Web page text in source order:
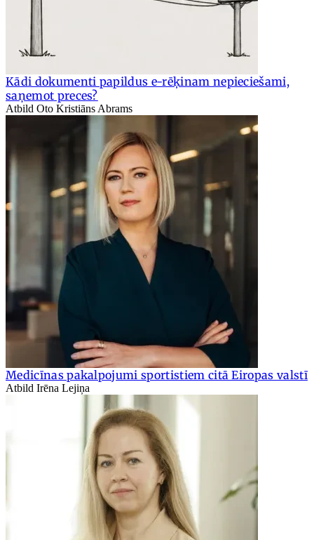
Kādi dokumenti papildus e-rēķinam nepieciešami,
saņemot preces?
Atbild Oto Kristiāns Abrams
Medicīnas pakalpojumi sportistiem citā Eiropas valstī
Atbild Irēna Lejiņa